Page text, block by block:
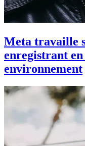
Meta travaille
enregistrant
environnement